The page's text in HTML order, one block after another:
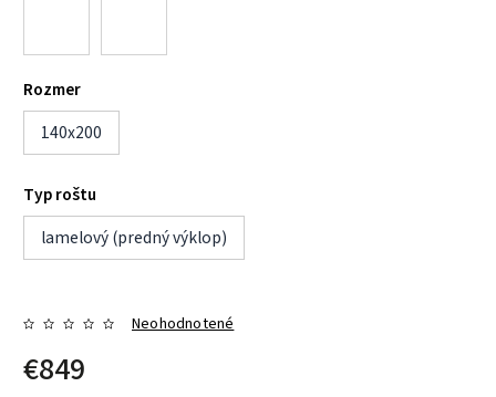
Rozmer
140x200
Typ roštu
lamelový (predný výklop)
Neohodnotené
€849